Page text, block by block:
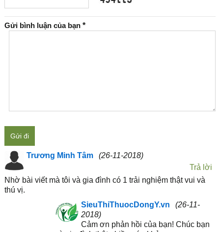
Gửi bình luận của bạn *
Gửi đi
Trương Minh Tâm
(26-11-2018)
Trả lời
Nhờ bài viết mà tôi và gia đình có 1 trải nghiệm thật vui và
thú vị.
SieuThiThuocDongY.vn
(26-11-
2018)
Cảm ơn phản hồi của bạn! Chúc bạn